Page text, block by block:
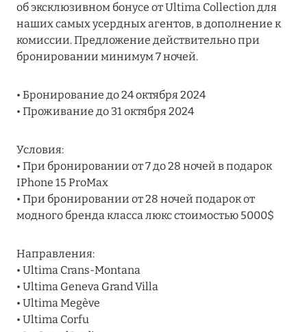
20 марта 2026
MARCH GRAND ESCAPE: ПРЕДЛОЖЕНИЕ ОТ Á
LA CARTE PREMIUM ПО ОТЕЛЮ WALDORF
Подробнее
MANDARIN ORIENTAL JUMEIRA — SUITE
NOVEMBER
Подробнее
13 мая 2025
ЗАБРОНИРУЙТЕ FOUR SEASONS RESORT
DUBAI AT JUMEIRAH BEACH ПО ЛУЧШИМ
ЦЕНАМ
об эксклюзивном бонусе от Ultima Collection для
наших самых усердных агентов, в дополнение к
комиссии. Предложение действительно при
бронировании минимум 7 ночей.
• Бронирование до 24 октября 2024
• Проживание до 31 октября 2024
Условия:
• При бронировании от 7 до 28 ночей в подарок
IPhone 15 ProMax
• При бронировании от 28 ночей подарок от
модного бренда класса люкс стоимостью 5000$
Направления:
• Ultima Crans-Montana
• Ultima Geneva Grand Villa
• Ultima Megève
• Ultima Corfu